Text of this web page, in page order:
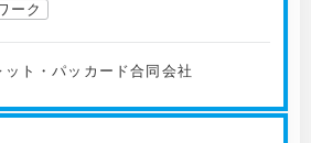
ーク
ット・パッカード合同会社